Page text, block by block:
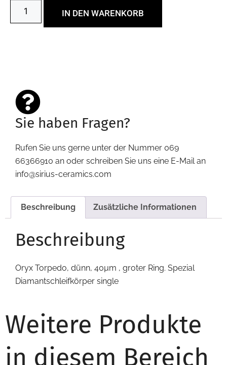
IN DEN WARENKORB
Sie haben Fragen?
Rufen Sie uns gerne unter der Nummer 069
66366910 an oder schreiben Sie uns eine E-Mail an
info@sirius-ceramics.com
Beschreibung Zusätzliche Informationen
Beschreibung
Oryx Torpedo, dünn, 40µm , groter Ring. Spezial
Diamantschleifkörper single
Weitere Produkte
in diesem Bereich